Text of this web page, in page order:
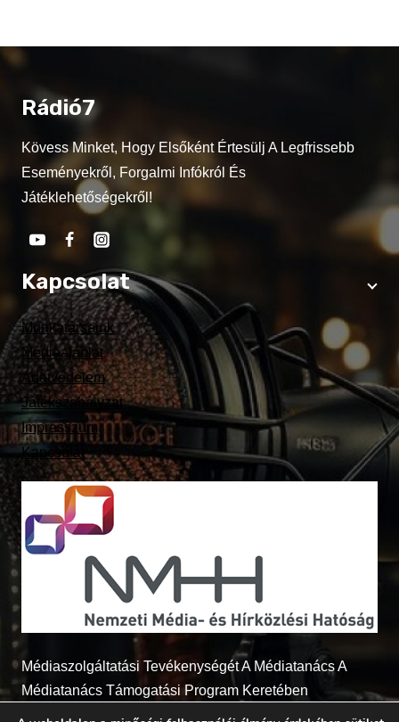
Rádió7
Kövess Minket, Hogy Elsőként Értesülj A Legfrissebb
Eseményekről, Forgalmi Infókról És
Játéklehetőségekről!
Kapcsolat
Munkatársaink
Médiaajánlat
Adatvédelem
Játékszabályzat
Impresszum
Kapcsolat
Médiaszolgáltatási Tevékenységét A Médiatanács A
Médiatanács Támogatási Program Keretében